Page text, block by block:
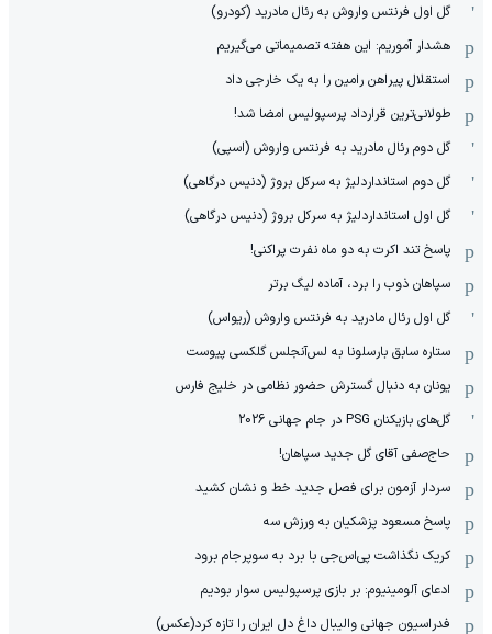
گل اول فرنتس واروش به رئال مادرید (کودرو)
هشدار آموریم: این هفته تصمیماتی می‌گیریم
استقلال پیراهن رامین را به یک خارجی داد
طولانی‌ترین قرارداد پرسپولیس امضا شد!
گل دوم رئال مادرید به فرنتس واروش (اسپی)
گل دوم استانداردلیژ به سرکل بروژ (دنیس درگاهی)
گل اول استانداردلیژ به سرکل بروژ (دنیس درگاهی)
پاسخ تند اکرت به دو ماه نفرت پراکنی!
سپاهان ذوب را برد، آماده لیگ برتر
گل اول رئال مادرید به فرنتس واروش (ریواس)
ستاره سابق بارسلونا به لس‌آنجلس گلکسی پیوست
یونان به دنبال گسترش حضور نظامی در خلیج فارس
گل‌های بازیکنان PSG در جام جهانی 2026
حاج‌صفی آقای گل جدید سپاهان!
سردار آزمون برای فصل جدید خط و نشان کشید
پاسخ مسعود پزشکیان به ورزش سه
کریک نگذاشت پی‌اس‌جی با برد به سوپرجام برود
ادعای آلومینیوم: بر بازی پرسپولیس سوار بودیم
فدراسیون جهانی والیبال داغ دل ایران را تازه کرد(عکس)